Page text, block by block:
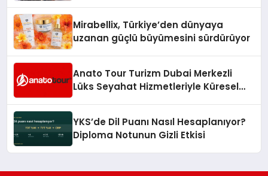
Mirabellix, Türkiye’den dünyaya
uzanan güçlü büyümesini sürdürüyor
Anato Tour Turizm Dubai Merkezli
Lüks Seyahat Hizmetleriyle Küresel
YKS’de Dil Puanı Nasıl Hesaplanıyor?
Diploma Notunun Gizli Etkisi